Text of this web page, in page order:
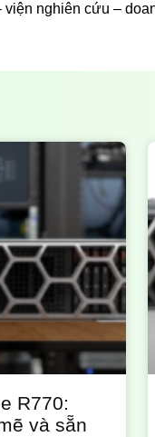
nghiên cứu –
R770:
và sẵn